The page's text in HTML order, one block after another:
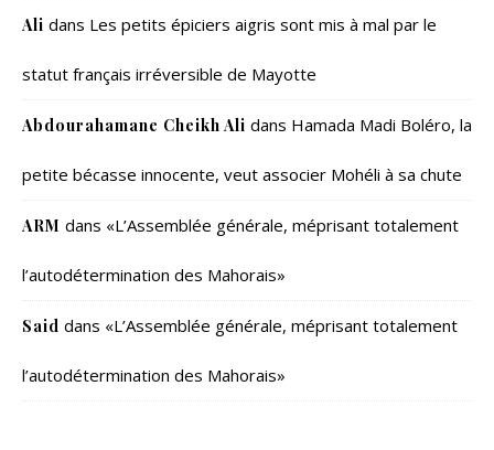
Ali dans Les petits épiciers aigris sont mis à mal par le
statut français irréversible de Mayotte
Abdourahamane Cheikh Ali dans Hamada Madi Boléro, la
petite bécasse innocente, veut associer Mohéli à sa chute
ARM dans «L’Assemblée générale, méprisant totalement
l’autodétermination des Mahorais»
Said dans «L’Assemblée générale, méprisant totalement
l’autodétermination des Mahorais»